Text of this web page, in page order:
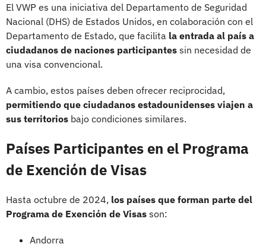
El VWP es una iniciativa del Departamento de Seguridad
Nacional (DHS) de Estados Unidos, en colaboración con el
Departamento de Estado, que facilita la entrada al país a
ciudadanos de naciones participantes sin necesidad de
una visa convencional.
A cambio, estos países deben ofrecer reciprocidad,
permitiendo que ciudadanos estadounidenses viajen a
sus territorios bajo condiciones similares.
Países Participantes en el Programa
de Exención de Visas
Hasta octubre de 2024, los países que forman parte del
Programa de Exención de Visas son:
Andorra​